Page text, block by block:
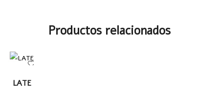
Productos relacionados
MÁS
LATE